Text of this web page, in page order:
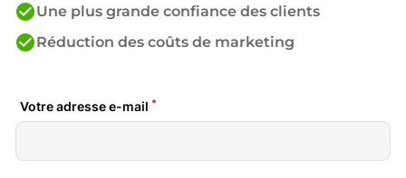
check_circleUne plus grande confiance des clients
check_circleRéduction des coûts de marketing